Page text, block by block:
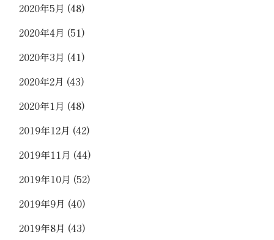
2020年5月 (48)
2020年4月 (51)
2020年3月 (41)
2020年2月 (43)
2020年1月 (48)
2019年12月 (42)
2019年11月 (44)
2019年10月 (52)
2019年9月 (40)
2019年8月 (43)